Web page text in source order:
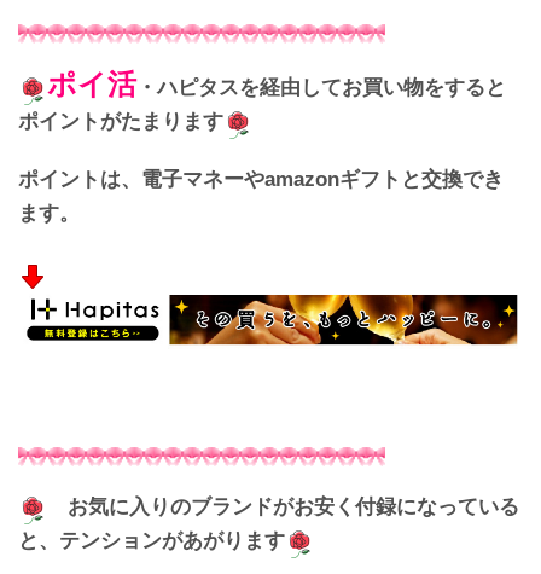
ポイ活・ハピタスを経由してお買い物をすると
ポイントがたまります
ポイントは、電子マネーやamazonギフトと交換でき
ます。
お気に入りのブランドがお安く付録になっている
と、テンションがあがります